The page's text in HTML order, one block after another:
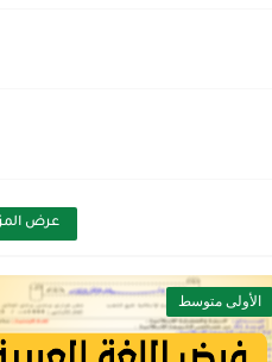
عرض
الأولى متوسط